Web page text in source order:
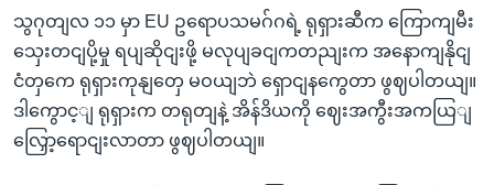
သွဂုတျလ ၁၁ မှာ EU ဥရောပသမဂ်ဂရဲ့ ရုရှားဆီက ကြောကျမီး
သှေးတငျပို့မှု ရပျဆိုငျးဖို့ မလုပျခငျကတညျးက အနောကျနိုငျ
ငံတှကေ ရုရှားကုနျတှေ မဝယျဘဲ ရှောငျနကွေတာ ဖွဈပါတယျ။
ဒါကွောင့ျ ရုရှားက တရုတျနဲ့ အိန်ဒိယကို ဈေးအကွီးအကယြျ
လြှော့ရောငျးလာတာ ဖွဈပါတယျ။